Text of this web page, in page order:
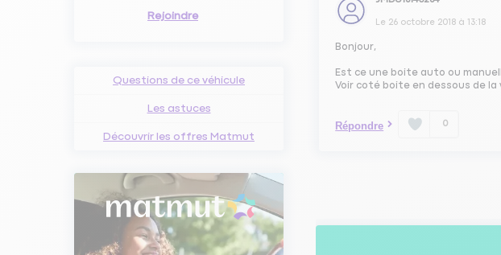
Rejoindre
Questions de ce véhicule
Les astuces
Découvrir les offres Matmut
Le 26 octobre 2018 à 13:18
Bonjour,
Est ce une boite auto ou
Voir coté boite en dessous de la
Répondre 0